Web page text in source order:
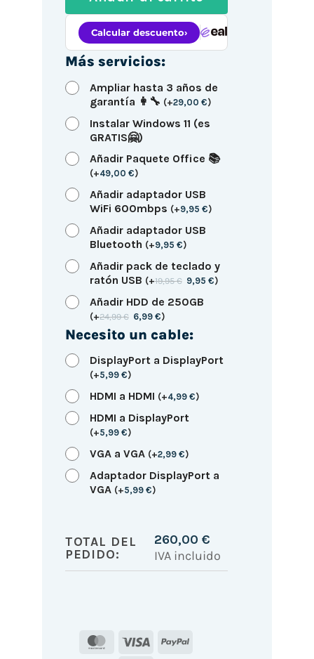
Más servicios:
Ampliar hasta 3 años de
garantía 👩‍🔧 (+29,00 €)
Instalar Windows 11 (es
GRATIS🤗)
Añadir Paquete Office 📚
(+49,00 €)
Añadir adaptador USB
WiFi 600mbps (+9,95 €)
Añadir adaptador USB
Bluetooth (+9,95 €)
Añadir pack de teclado y
ratón USB (+19,95€ 9,95€)
Añadir HDD de 250GB
(+24,99€ 6,99€)
Necesito un cable:
DisplayPort a DisplayPort
(+5,99 €)
HDMI a HDMI (+4,99 €)
HDMI a DisplayPort
(+5,99 €)
VGA a VGA (+2,99 €)
Adaptador DisplayPort a
VGA (+5,99 €)
TOTAL DEL
PEDIDO:
260,00 €
IVA incluido
MasterCard
Visa
PayPal